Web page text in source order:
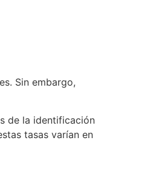
Sin embargo,
de la identificación
tasas varían en